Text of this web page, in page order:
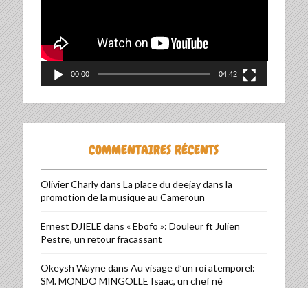
00:00 04:42
COMMENTAIRES RÉCENTS
Olivier Charlydans La place du deejay dans la
promotion de la musique au Cameroun
Ernest DJIELE dans « Ebofo »: Douleur ft Julien
Pestre, un retour fracassant
Okeysh Waynedans Au visage d’un roi atemporel:
SM. MONDO MINGOLLE Isaac, un chef né